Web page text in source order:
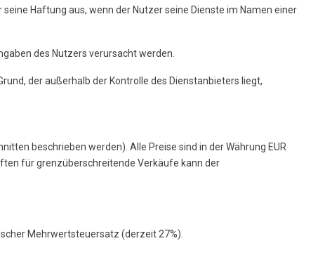
Haftung aus, wenn der Nutzer seine Dienste im Namen einer
des Nutzers verursacht werden.
der außerhalb der Kontrolle des Dienstanbieters liegt,
beschrieben werden). Alle Preise sind in der Währung EUR
für grenzüberschreitende Verkäufe kann der
Mehrwertsteuersatz (derzeit 27%).